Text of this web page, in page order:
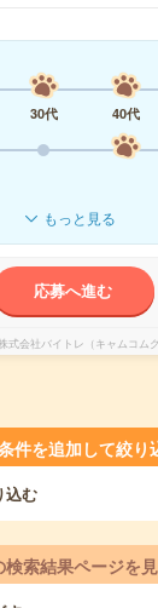
30代 40代
もっと見る
応募へ進む
式会社バイトレ（キャムコムグ
件を追加して絞り
込む
検索結果ページを